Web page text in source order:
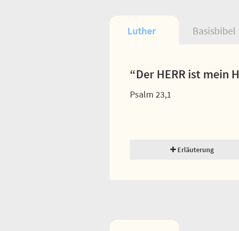
Luther Basisbibel
“Der HERR ist mein
Psalm 23,1
Erläuterung